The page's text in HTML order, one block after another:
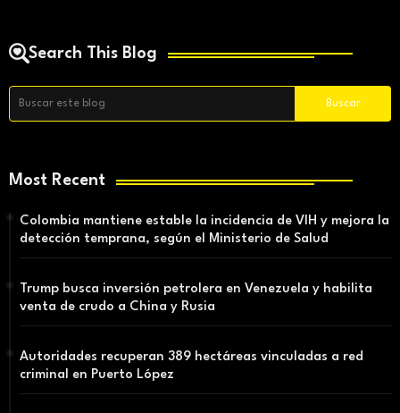
Search This Blog
Most Recent
Colombia mantiene estable la incidencia de VIH y mejora la
detección temprana, según el Ministerio de Salud
Trump busca inversión petrolera en Venezuela y habilita
venta de crudo a China y Rusia
Autoridades recuperan 389 hectáreas vinculadas a red
criminal en Puerto López